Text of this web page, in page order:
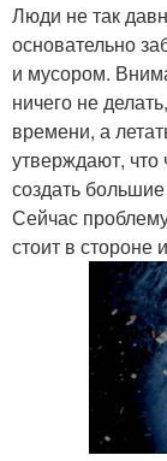
Люди не так
основательно
и мусором.
ничего не
времени, а
утверждают, что
создать
Сейчас
стоит в стороне